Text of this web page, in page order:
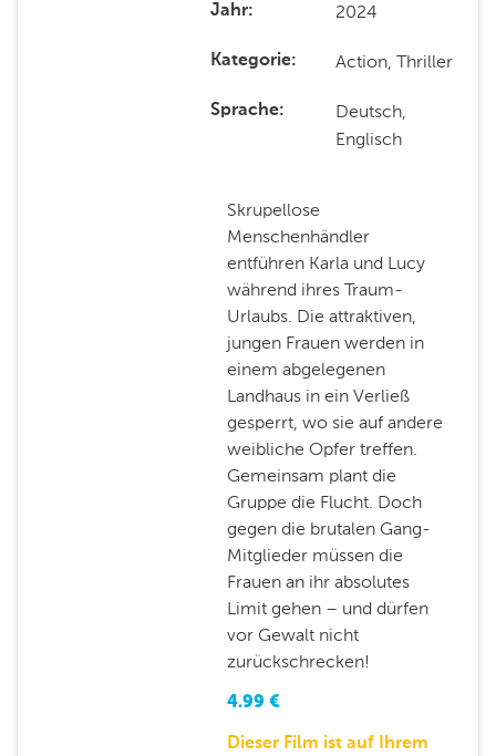
Jahr 2024
Kategorie Action, Thriller
Sprache
Deutsch,
Englisch
Skrupellose
Menschenhändler
entführen Karla und Lucy
während ihres Traum-
Urlaubs. Die attraktiven,
jungen Frauen werden in
einem abgelegenen
Landhaus in ein Verließ
gesperrt, wo sie auf andere
weibliche Opfer treffen.
Gemeinsam plant die
Gruppe die Flucht. Doch
gegen die brutalen Gang-
Mitglieder müssen die
Frauen an ihr absolutes
Limit gehen – und dürfen
vor Gewalt nicht
zurückschrecken!
4.99 €
Dieser Film ist auf Ihrem